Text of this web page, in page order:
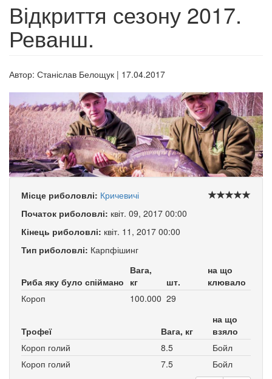
Відкриття сезону 2017.
Реванш.
Автор: Станіслав Белощук | 17.04.2017
Місце риболовлі: Кричевичі
Початок риболовлі: квіт. 09, 2017 00:00
Кінець риболовлі: квіт. 11, 2017 00:00
Тип риболовлі: Карпфішинг
Риба яку було спіймано
Вага,
кг
шт.
на що
клювало
Короп
100.000 29
Трофеї Вага, кг
на що
взяло
Короп голий
8.5
Бойл
Короп голий
7.5 Бойл